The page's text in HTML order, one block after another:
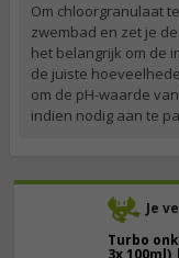
Je
Turbo
3x
Om chloorgranulaat
zwembad en zet je
het belangrijk om de
de juiste
om de pH-waarde
indien nodig aan te